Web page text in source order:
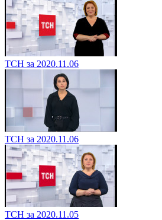
ТСН за 2020.11.06
ТСН за 2020.11.06
ТСН за 2020.11.05